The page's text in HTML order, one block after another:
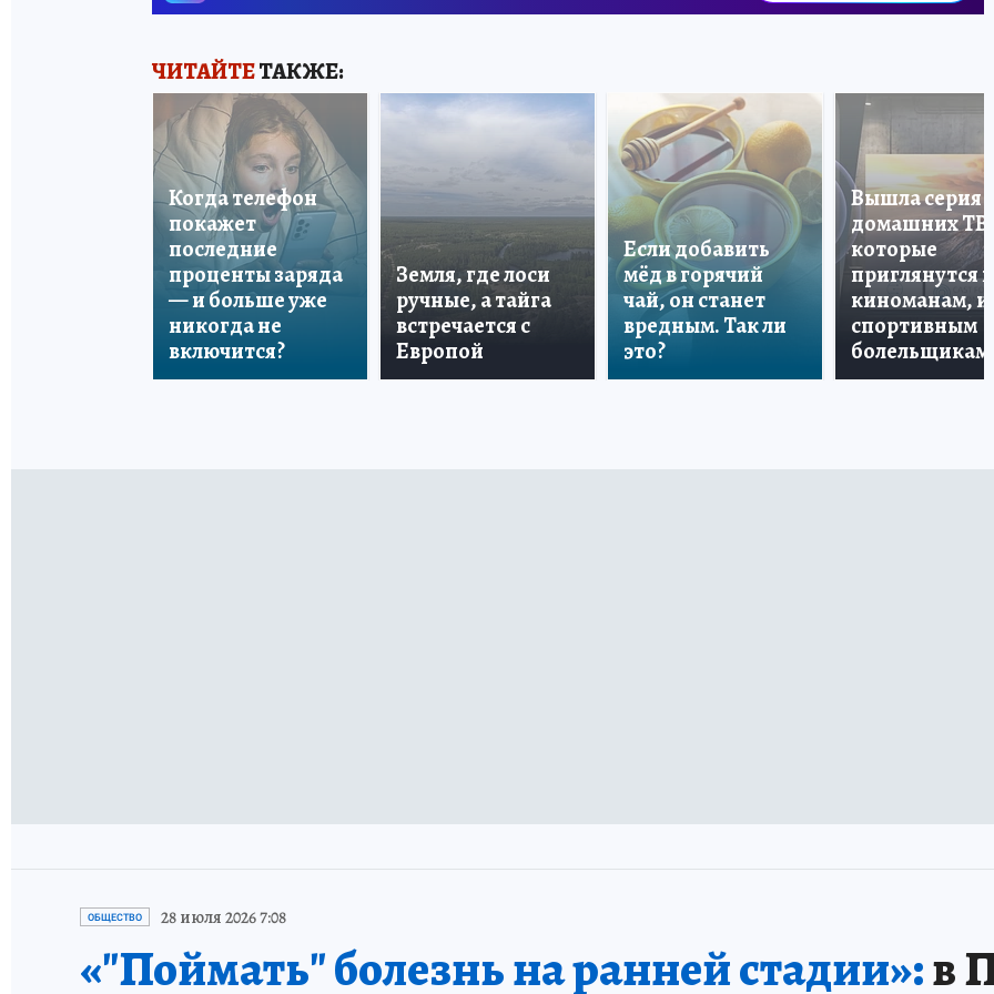
ЧИТАЙТЕТАКЖЕ:
Когда телефон
покажет
последние
проценты заряда
— и больше уже
никогда не
включится?
Земля, где лоси
ручные, а тайга
встречается с
Европой
Если добавить
мёд в горячий
чай, он станет
вредным. Так ли
это?
Вышла серия
домашних ТВ,
которые
приглянутся и
киноманам, и
спортивным
болельщикам
ОБЩЕСТВО 28 июля 2026 7:08
«"Поймать" болезнь на ранней стадии»:в